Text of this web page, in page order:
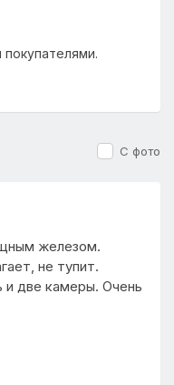
С фото
железом.
не тупит.
и две камеры. Очень